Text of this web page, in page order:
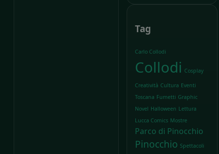
Tag
Carlo Collodi
Collodi Cosplay
Creatività Cultura Eventi
Toscana Fumetti Graphic
Novel Halloween Lettura
Lucca Comics Mostre
Parco di Pinocchio
Pinocchio Spettacoli